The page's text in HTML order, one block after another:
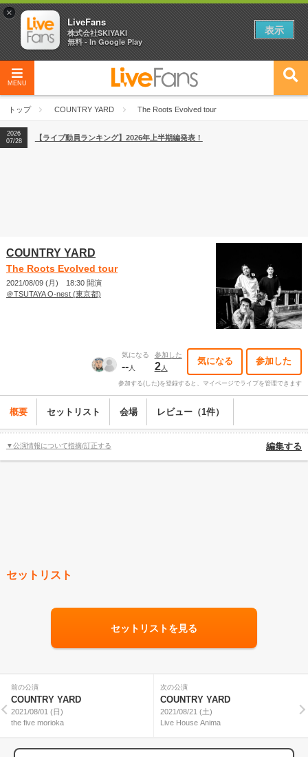
MENU
トップ COUNTRY YARD The Roots Evolved tour
04/27
【フェス特集2026】フェス情報はここから！
2026
07/28
2026
【フェス特集2026】フェス情報はここから！
2026
07/28
【ライブ動員ランキング】2026年上半期編発表！
COUNTRY YARD
The Roots Evolved tour
2021/08/09 (月) 18:30 開演
＠TSUTAYA O-nest (東京都)
気になる
--人
参加した
2人
気になる 参加した
参加する(した)を登録すると、マイページでライブを管理できます
概要 セットリスト 会場 レビュー（1件）
▼公演情報について指摘/訂正する 編集する
セットリスト
セットリストを見る
前の公演
COUNTRY YARD
2021/08/01 (日)
the five morioka
次の公演
COUNTRY YARD
2021/08/21 (土)
Live House Anima
×
LiveFans
株式会社SKIYAKI
無料 - In Google Play
表示